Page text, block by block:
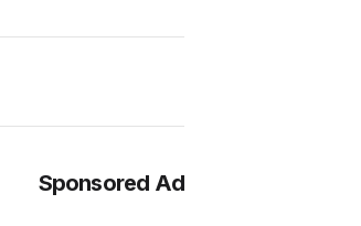
Sponsored Ad